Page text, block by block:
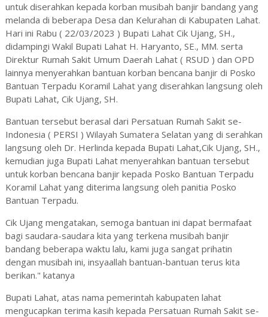
untuk diserahkan kepada korban musibah banjir bandang yang
melanda di beberapa Desa dan Kelurahan di Kabupaten Lahat.
Hari ini Rabu ( 22/03/2023 ) Bupati Lahat Cik Ujang, SH.,
didampingi Wakil Bupati Lahat H. Haryanto, SE., MM. serta
Direktur Rumah Sakit Umum Daerah Lahat ( RSUD ) dan OPD
lainnya menyerahkan bantuan korban bencana banjir di Posko
Bantuan Terpadu Koramil Lahat yang diserahkan langsung oleh
Bupati Lahat, Cik Ujang, SH.
Bantuan tersebut berasal dari Persatuan Rumah Sakit se-
Indonesia ( PERSI ) Wilayah Sumatera Selatan yang di serahkan
langsung oleh Dr. Herlinda kepada Bupati Lahat,Cik Ujang, SH.,
kemudian juga Bupati Lahat menyerahkan bantuan tersebut
untuk korban bencana banjir kepada Posko Bantuan Terpadu
Koramil Lahat yang diterima langsung oleh panitia Posko
Bantuan Terpadu.
Cik Ujang mengatakan, semoga bantuan ini dapat bermafaat
bagi saudara-saudara kita yang terkena musibah banjir
bandang beberapa waktu lalu, kami juga sangat prihatin
dengan musibah ini, insyaallah bantuan-bantuan terus kita
berikan." katanya
Bupati Lahat, atas nama pemerintah kabupaten lahat
mengucapkan terima kasih kepada Persatuan Rumah Sakit se-